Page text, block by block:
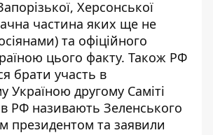
Херсонської
частина яких ще не
та офіційного
цього факту. Також РФ
брати участь в
Україною другому Саміті
РФ називають Зеленського
президентом та заявили